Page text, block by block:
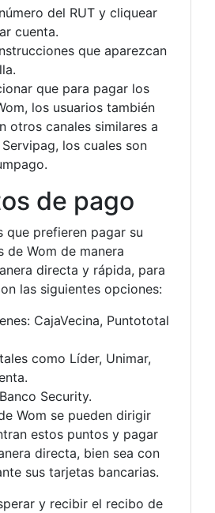
del RUT y cliquear
cuenta.
que aparezcan
que para pagar los
los usuarios también
otros canales similares a
los cuales son
de pago
que prefieren pagar su
de Wom de manera
directa y rápida, para
las siguientes opciones:
CajaVecina, Puntototal
como Líder, Unimar,
Security.
Wom se pueden dirigir
estos puntos y pagar
directa, bien sea con
sus tarjetas bancarias.
y recibir el recibo de